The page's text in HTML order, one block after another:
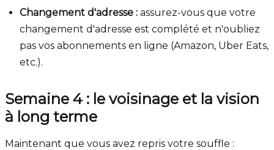
Changement d'adresse : assurez-vous que votre
changement d'adresse est complété et n'oubliez
pas vos abonnements en ligne (Amazon, Uber Eats,
etc.).
Semaine 4 : le voisinage et la vision
à long terme
Maintenant que vous avez repris votre souffle :